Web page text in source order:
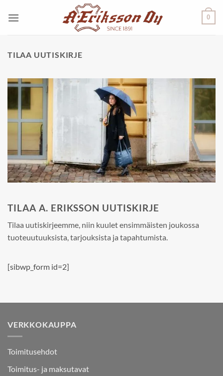
0
TILAA UUTISKIRJE
TILAA A. ERIKSSON UUTISKIRJE
Tilaa uutiskirjeemme, niin kuulet ensimmäisten joukossa
tuoteuutuuksista, tarjouksista ja tapahtumista.
[sibwp_form id=2]
VERKKOKAUPPA
Toimitusehdot
Toimitus- ja maksutavat